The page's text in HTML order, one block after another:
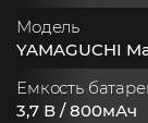
Модель
YAMAGUCHI
Емкость
3,7 В / 800мАч